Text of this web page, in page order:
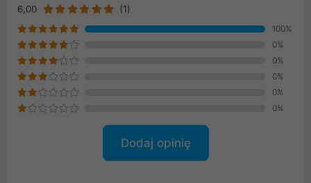
6,00
(1)
100%
0%
0%
0%
0%
0%
Dodaj opinię